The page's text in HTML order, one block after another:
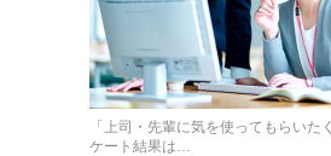
「上司・先輩に気を使ってもらいた
ケート結果は…